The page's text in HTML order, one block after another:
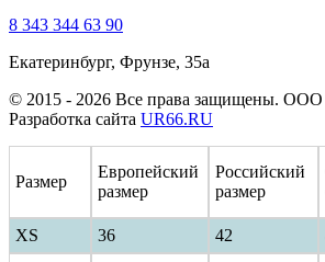
8 343 344 63 90
Екатеринбург, Фрунзе, 35а
© 2015 - 2026 Все права защищены.
Разработка сайта UR66.RU
Размер
Европейский
размер
Российский
размер
XS
36 42